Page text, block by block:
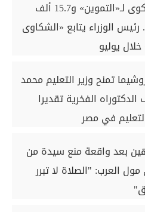
17 ألف شكوى لـ«التموين» و15.7 ألف
رئيس الوزراء يتابع «الشكاوى
يوليو
تمنح وزير التعليم محمد
الفخرية تقديرا
في مصر
بعد واقعة منع سيدة من
العرب: "الصلاة لا تبرر